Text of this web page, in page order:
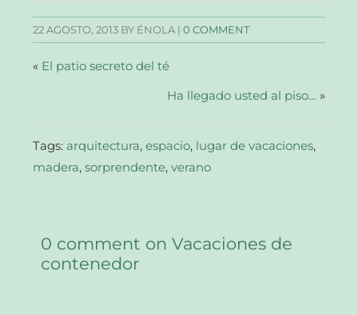
una
ventana
nueva)
una
ventana
nueva)
una
ventana
nueva)
a
un
amigo
ventana
nueva)
22 AGOSTO, 2013 BY ÉNOLA |0 COMMENT
« El patio secreto del té
Ha llegado usted al piso… »
Tags: arquitectura,espacio, lugar de vacaciones,
madera,sorprendente,verano
0 comment on Vacaciones de
contenedor